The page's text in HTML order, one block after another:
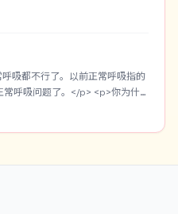
动作为垫图。</p> <p>这是
938f-45de-b74e-
202608/3e15b6e7-345f-
alt="ab998e2f-9ccc-4173-
笔记的预览界面，可以复制提示
20260806LfsmY） <img
吸都不行了。以前正常呼吸指的
题了。</p> <p>你为什